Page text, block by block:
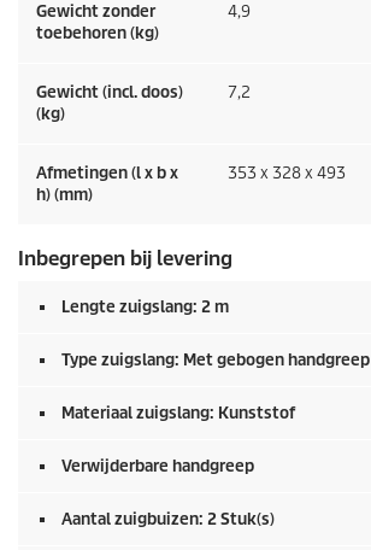
Gewicht zonder
toebehoren (kg)
4,9
Gewicht (incl. doos)
(kg)
7,2
Afmetingen (l x b x
h) (mm)
353 x 328 x 493
Inbegrepen bij levering
Lengte zuigslang: 2 m
Type zuigslang: Met gebogen handgreep
Materiaal zuigslang: Kunststof
Verwijderbare handgreep
Aantal zuigbuizen: 2 Stuk(s)